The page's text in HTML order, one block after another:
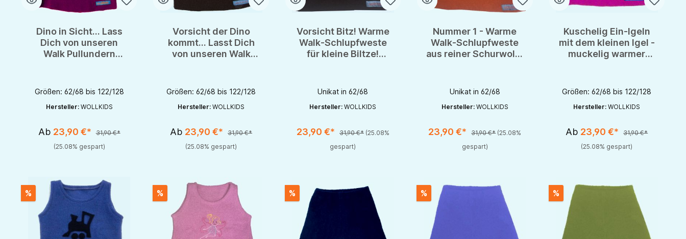
Dino in Sicht... Lass
Dich von unseren
Walk Pullundern
Größen: 62/68 bis 122/128
Hersteller: WOLLKIDS
Ab 23,90 €*
31,90 €*
(25.08% gespart)
Vorsicht der Dino
kommt... Lasst Dich
von unseren Walk
Größen: 62/68 bis 122/128
Hersteller:WOLLKIDS
Ab 23,90 €*
31,90 €*
(25.08% gespart)
Vorsicht Bitz! Warme
Walk-Schlupfweste
für kleine Biltze!
Unikat in 62/68
Hersteller:WOLLKIDS
23,90 €* 31,90 €* (25.08%
gespart)
Nummer 1 - Warme
Walk-Schlupfweste
aus reiner Schurwolle
Unikat in 62/68
Hersteller: WOLLKIDS
23,90 €* 31,90 €* (25.08%
gespart)
Kuschelig Ein-Igeln
mit dem kleinen Igel -
muckelig warmer
Größen: 62/68 bis 122/128
Hersteller:WOLLKIDS
Ab 23,90 €*
31,90 €*
(25.08% gespart)
% % % % %